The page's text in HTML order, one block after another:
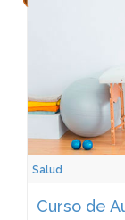
Salud
Curso de